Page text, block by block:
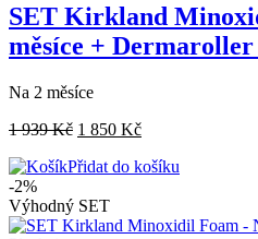
SET Kirkland
měsíce +
Na 2 měsíce
1 939Kč 1 850 Kč
Přidat do košíku
-2%
Výhodný SET